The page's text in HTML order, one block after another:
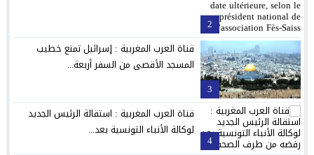
2
3
قناة العرب المغربية : إسرائيل تمنع خطيب
المسجد الأقصى من السفر أربعة...
4
قناة العرب المغربية : استقالة الرئيس الجديد
لوكالة الأنباء التونسية بعد...